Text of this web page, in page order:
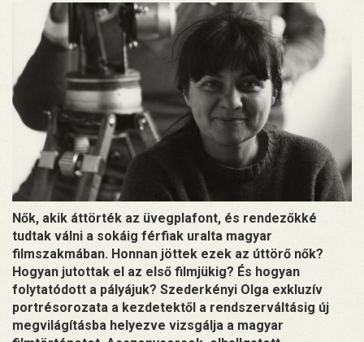
Nők, akik áttörték az üvegplafont, és rendezőkké
tudtak válni a sokáig férfiak uralta magyar
filmszakmában. Honnan jöttek ezek az úttörő nők?
Hogyan jutottak el az első filmjükig? És hogyan
folytatódott a pályájuk? Szederkényi Olga exkluzív
portrésorozata a kezdetektől a rendszerváltásig új
megvilágításba helyezve vizsgálja a magyar